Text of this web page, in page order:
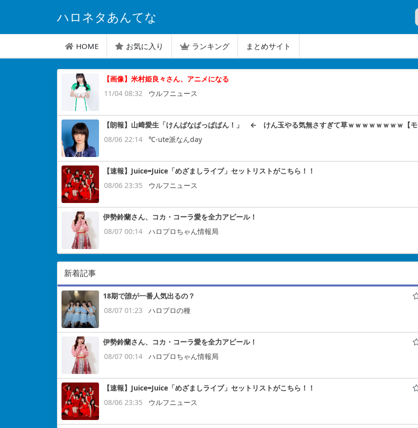
ハロネタあんてな
HOME お気に入り ランキング まとめサイト
【画像】米村姫良々さん、アニメになる
11/04 08:32
ウルフニュース
【朗報】山﨑愛生「けんぱなぱっぱぱん！」 ← けん玉やる気無さすぎて草ｗｗｗｗｗｗｗｗ【モ
08/06 22:14
℃-ute派なんday
【速報】Juice=Juice「めざましライブ」セットリストがこちら！！
08/06 23:35
ウルフニュース
伊勢鈴蘭さん、コカ・コーラ愛を全力アピール！
08/07 00:14
ハロプロちゃん情報局
新着記事
18期で誰が一番人気出るの？
08/07 01:23
ハロプロの種
伊勢鈴蘭さん、コカ・コーラ愛を全力アピール！
08/07 00:14
ハロプロちゃん情報局
【速報】Juice=Juice「めざましライブ」セットリストがこちら！！
08/06 23:35
ウルフニュース